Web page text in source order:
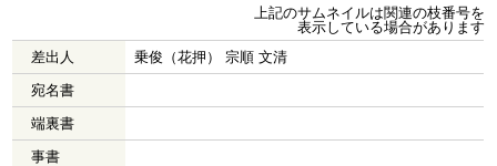
上記のサムネイルは関連の枝番号を
表示している場合があります
差出人
乗俊（花押） 宗順 文清
宛名書
端裏書
事書